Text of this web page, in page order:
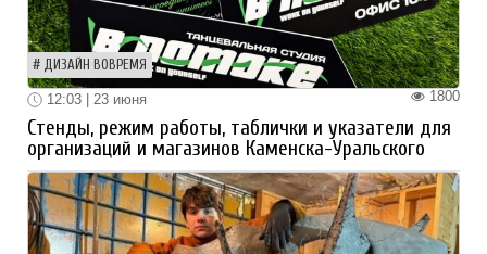
ДИЗАЙН ВОВРЕМЯ
1800
12:03 | 23 июня
Стенды, режим работы, таблички и указатели для
организаций и магазинов Каменска-Уральского